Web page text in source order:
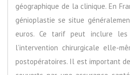
géographique de la clinique. En
génioplastie se situe
euros. Ce tarif peut inclure les
l’intervention chirurgicale elle-
postopératoires. Il est important